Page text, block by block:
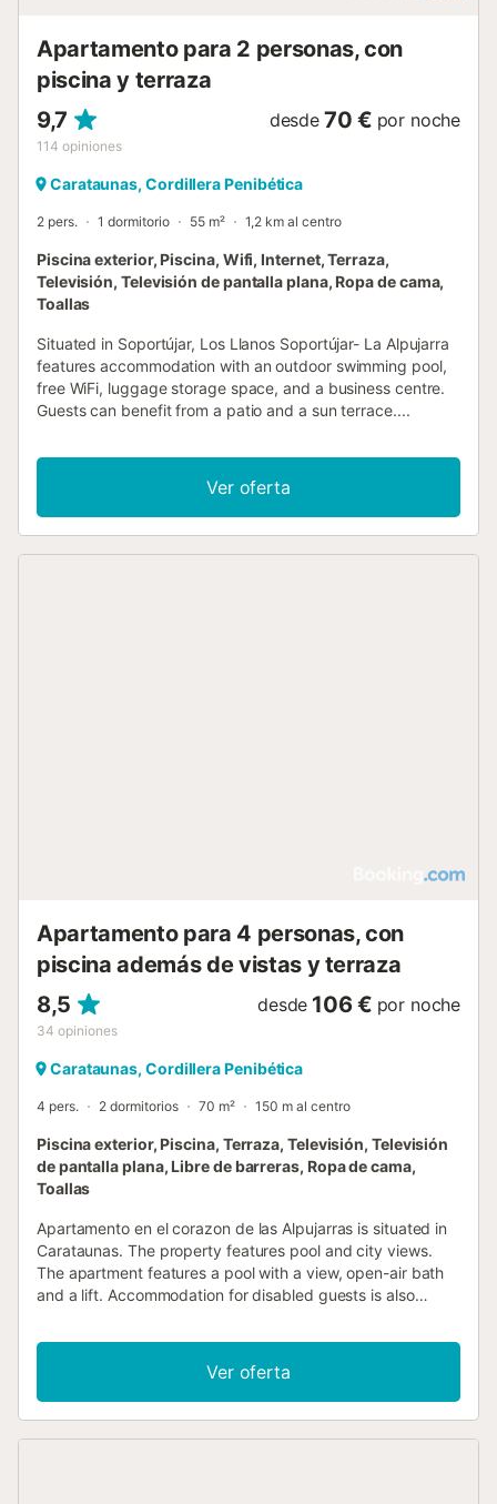
Apartamento para 2 personas, con
piscina y terraza
9,7
114 opiniones
desde 70 € por noche
Carataunas, Cordillera Penibética
2 pers. 1 dormitorio 55 m² 1,2 km al centro
Piscina exterior, Piscina, Wifi, Internet, Terraza,
Televisión, Televisión de pantalla plana, Ropa de cama,
Toallas
Situated in Soportújar, Los Llanos Soportújar- La Alpujarra
features accommodation with an outdoor swimming pool,
free WiFi, luggage storage space, and a business centre.
Guests can benefit from a patio and a sun terrace....
Ver oferta
Apartamento para 4 personas, con
piscina además de vistas y terraza
8,5
34 opiniones
desde 106 € por noche
Carataunas, Cordillera Penibética
4 pers. 2 dormitorios 70 m² 150 m al centro
Piscina exterior, Piscina, Terraza, Televisión, Televisión
de pantalla plana, Libre de barreras, Ropa de cama,
Toallas
Apartamento en el corazon de las Alpujarras is situated in
Carataunas. The property features pool and city views.
The apartment features a pool with a view, open-air bath
and a lift. Accommodation for disabled guests is also
Ver oferta